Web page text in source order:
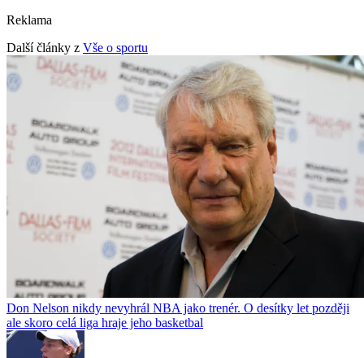
Reklama
Další články z Vše o sportu
Don Nelson nikdy nevyhrál NBA jako trenér. O desítky let později
ale skoro celá liga hraje jeho basketbal